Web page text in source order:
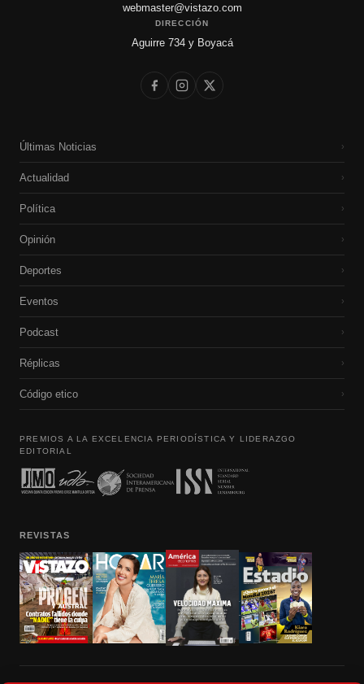
webmaster@vistazo.com
DIRECCIÓN
Aguirre 734 y Boyacá
Últimas Noticias ›
Actualidad ›
Política ›
Opinión ›
Deportes ›
Eventos ›
Podcast ›
Réplicas ›
Código etico ›
PREMIOS A LA EXCELENCIA PERIODÍSTICA Y LIDERAZGO
EDITORIAL
REVISTAS